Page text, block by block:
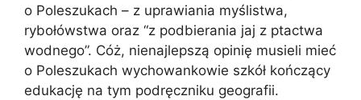
o Poleszukach – z uprawiania myślistwa,
rybołówstwa oraz “z podbierania jaj z ptactwa
wodnego”. Cóż, nienajlepszą opinię musieli mieć
o Poleszukach wychowankowie szkół kończący
edukację na tym podręczniku geografii.